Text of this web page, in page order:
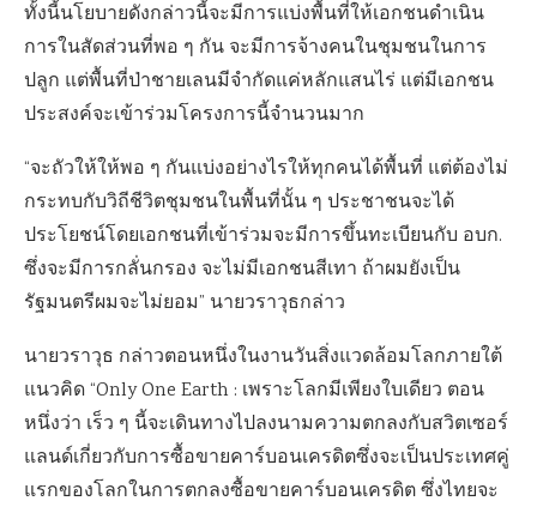
ทั้งนี้นโยบายดังกล่าวนี้จะมีการแบ่งพื้นที่ให้เอกชนดำเนิน
การในสัดส่วนที่พอ ๆ กัน จะมีการจ้างคนในชุมชนในการ
ปลูก แต่พื้นที่ป่าชายเลนมีจำกัดแค่หลักแสนไร่ แต่มีเอกชน
ประสงค์จะเข้าร่วมโครงการนี้จำนวนมาก
“จะถัวให้ให้พอ ๆ กันแบ่งอย่างไรให้ทุกคนได้พื้นที่ แต่ต้องไม่
กระทบกับวิถีชีวิตชุมชนในพื้นที่นั้น ๆ ประชาชนจะได้
ประโยชน์โดยเอกชนที่เข้าร่วมจะมีการขึ้นทะเบียนกับ อบก.
ซึ่งจะมีการกลั่นกรอง จะไม่มีเอกชนสีเทา ถ้าผมยังเป็น
รัฐมนตรีผมจะไม่ยอม” นายวราวุธกล่าว
นายวราวุธ กล่าวตอนหนึ่งในงานวันสิ่งแวดล้อมโลกภายใต้
แนวคิด “Only One Earth : เพราะโลกมีเพียงใบเดียว ตอน
หนึ่งว่า เร็ว ๆ นี้จะเดินทางไปลงนามความตกลงกับสวิตเซอร์
แลนด์เกี่ยวกับการซื้อขายคาร์บอนเครดิตซึ่งจะเป็นประเทศคู่
แรกของโลกในการตกลงซื้อขายคาร์บอนเครดิต ซึ่งไทยจะ